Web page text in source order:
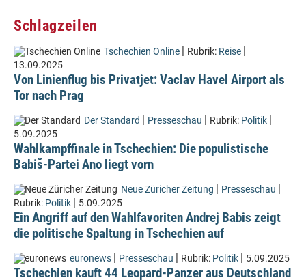
Schlagzeilen
Tschechien Online | Rubrik: Reise |
13.09.2025
Von Linienflug bis Privatjet: Vaclav Havel Airport als
Tor nach Prag
Der Standard | Presseschau | Rubrik: Politik |
5.09.2025
Wahlkampffinale in Tschechien: Die populistische
Babiš-Partei Ano liegt vorn
Neue Züricher Zeitung | Presseschau |
Rubrik: Politik | 5.09.2025
Ein Angriff auf den Wahlfavoriten Andrej Babis zeigt
die politische Spaltung in Tschechien auf
euronews | Presseschau | Rubrik: Politik | 5.09.2025
Tschechien kauft 44 Leopard-Panzer aus Deutschland